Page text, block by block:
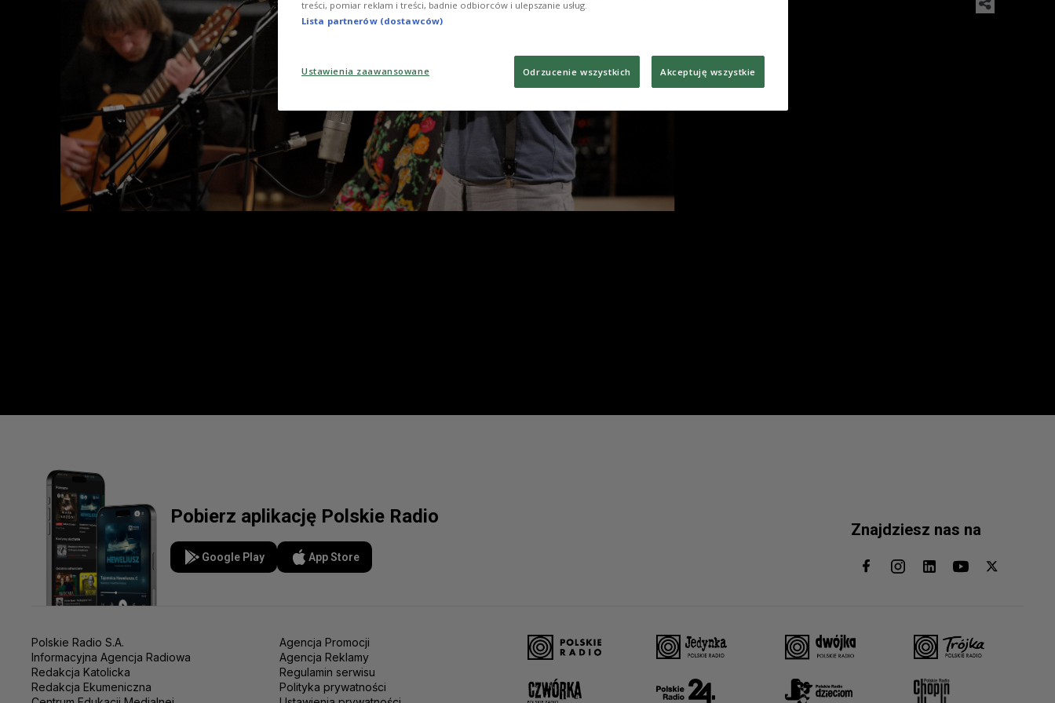
Pobierz aplikację Polskie Radio
Google Play App Store
Znajdziesz nas na
Polskie Radio S.A.
Informacyjna Agencja Radiowa
Redakcja Katolicka
Redakcja Ekumeniczna
Agencja Promocji
Agencja Reklamy
Regulamin serwisu
Polityka prywatności
treści, pomiar reklam i treści, badnie odbiorców i ulepszanie usług.
Lista partnerów (dostawców)
Ustawienia zaawansowane Odrzucenie wszystkich Akceptuję wszystkie